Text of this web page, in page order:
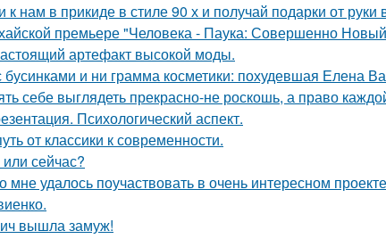
к нам в прикиде в стиле 90 х и получай подарки от руки
премьере "Человека - Паука: Совершенно
артефакт высокой моды.
и ни грамма косметики: похудевшая Елена
себе выглядеть прекрасно-не роскошь, а право
Психологический аспект.
от классики к современности.
сейчас?
мне удалось поучаствовать в очень интересном
вышла замуж!